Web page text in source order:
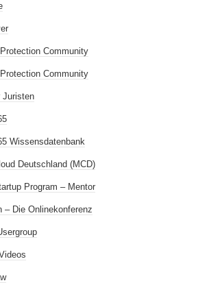
Community
Community
Juristen
Wissensdatenbank
Deutschland (MCD)
Program – Mentor
– Die Onlinekonferenz